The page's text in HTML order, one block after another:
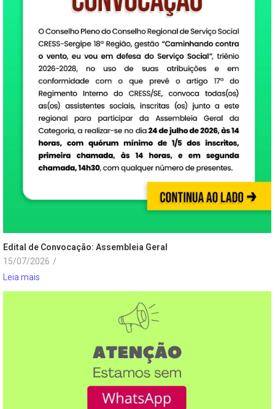
Edital de Convocação: Assembleia Geral
15/07/2026 /
Leia mais